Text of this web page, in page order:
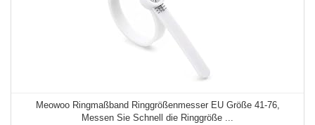
Meowoo Ringmaßband Ringgrößenmesser EU Größe 41-76,
Messen Sie Schnell die Ringgröße ...